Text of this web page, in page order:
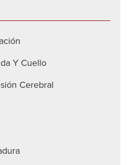
Y Cuello
Cerebral